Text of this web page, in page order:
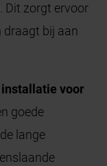
Dit zorgt ervoor
bij aan
voor
goede
lange